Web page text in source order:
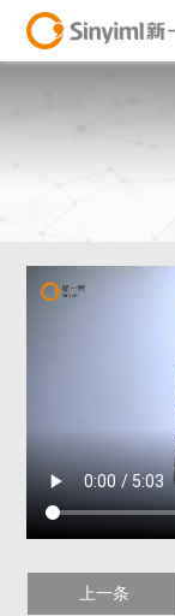
上一条